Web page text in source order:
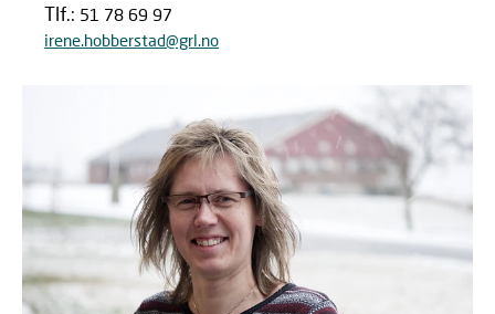
Tlf.: 51 78 69 97
irene.hobberstad@grl.no